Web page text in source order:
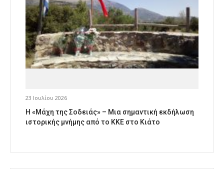
23 Ιουλίου 2026
Η «Μάχη της Σοδειάς» – Μια σημαντική εκδήλωση
ιστορικής μνήμης από το ΚΚΕ στο Κιάτο